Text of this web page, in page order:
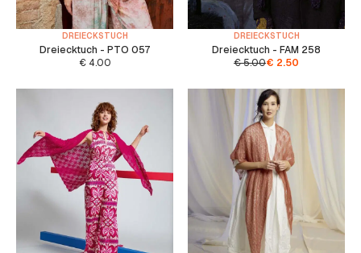
DREIECKSTUCH
Dreiecktuch - PTO 057
€4.00
DREIECKSTUCH
Dreiecktuch - FAM 258
€5.00€ 2.50